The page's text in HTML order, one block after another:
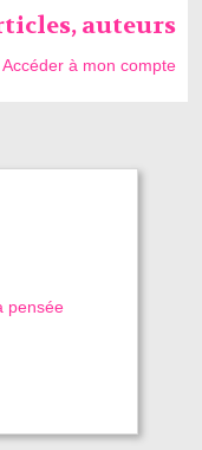
auteurs
Accéder à mon compte
pensée